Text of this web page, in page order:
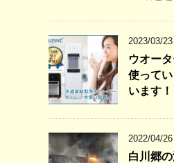
2023/03/23
ウオー
使って
います！
2022/04/26
白川郷